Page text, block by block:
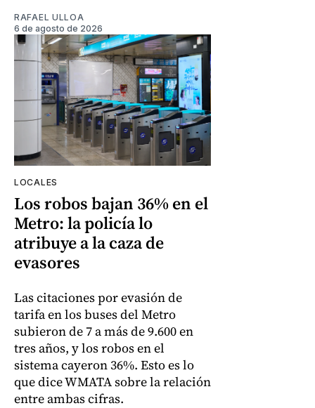
RAFAEL ULLOA
6 de agosto de 2026
LOCALES
Los robos bajan 36% en el
Metro: la policía lo
atribuye a la caza de
evasores
Las citaciones por evasión de
tarifa en los buses del Metro
subieron de 7 a más de 9.600 en
tres años, y los robos en el
sistema cayeron 36%. Esto es lo
que dice WMATA sobre la relación
entre ambas cifras.